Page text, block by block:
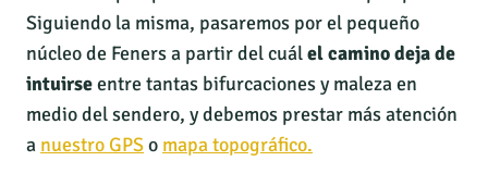
Siguiendo la misma, pasaremos por el pequeño
núcleo de Feners a partir del cuálel camino deja de
intuirseentre tantas bifurcaciones y maleza en
medio del sendero, y debemos prestar más atención
a nuestro GPSo mapa topográfico.